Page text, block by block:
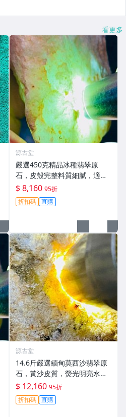
看更多
源古堂
嚴選450克精品冰種翡翠原
石，皮殼完整料質細膩，適合
手鐲與掛件，天然A貨適合作
品雕刻。 冰種 翡翠 原石
$ 8,160 95折
折扣碼 直購
源古堂
14.6斤嚴選緬甸莫西沙翡翠原
石，黃沙皮質，熒光明亮水頭
佳，種水出色料子重，形體端
正，適合打造手鐲、掛件或精
品雕刻。未動原石，皮殼完整
$ 12,160 95折
折扣碼 直購